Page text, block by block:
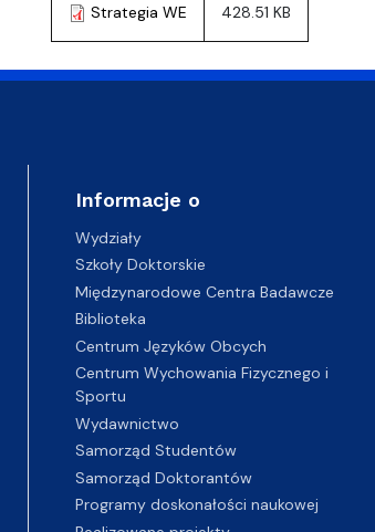
Strategia WE 428.51 KB
Informacje o
Wydziały
Szkoły Doktorskie
Międzynarodowe Centra Badawcze
Biblioteka
Centrum Języków Obcych
Centrum Wychowania Fizycznego i
Sportu
Wydawnictwo
Samorząd Studentów
Samorząd Doktorantów
Programy doskonałości naukowej